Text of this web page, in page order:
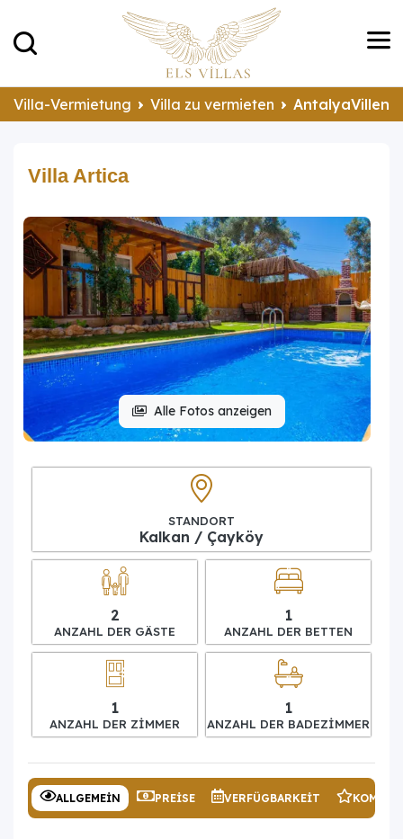
Villa-Vermietung Villa zu vermieten AntalyaVillen
Villa Artica
Alle Fotos anzeigen
STANDORT
Kalkan / Çayköy
2
ANZAHL DER GÄSTE
1
ANZAHL DER BETTEN
1
ANZAHL DER ZIMMER
1
ANZAHL DER BADEZIMMER
ALLGEMEIN PREISE VERFÜGBARKEIT